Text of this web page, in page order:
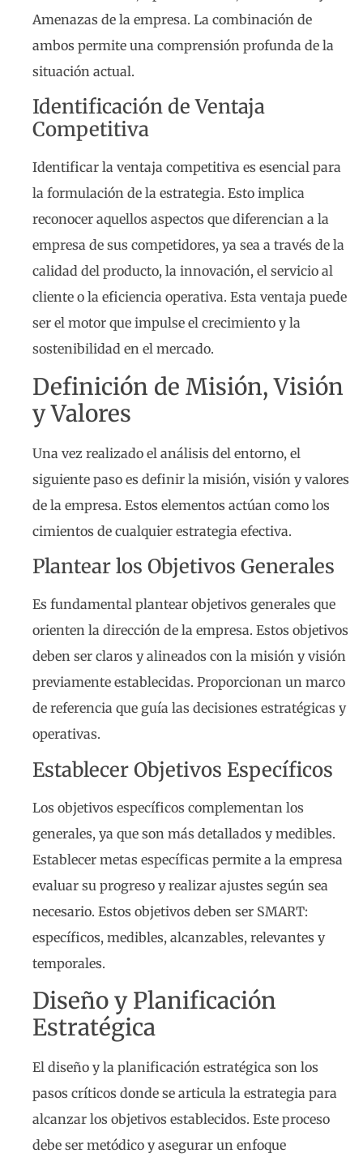
Amenazas de la empresa. La combinación de
ambos permite una comprensión profunda de la
situación actual.
Identificación de Ventaja
Competitiva
Identificar la ventaja competitiva es esencial para
la formulación de la estrategia. Esto implica
reconocer aquellos aspectos que diferencian a la
empresa de sus competidores, ya sea a través de la
calidad del producto, la innovación, el servicio al
cliente o la eficiencia operativa. Esta ventaja puede
ser el motor que impulse el crecimiento y la
sostenibilidad en el mercado.
Definición de Misión, Visión
y Valores
Una vez realizado el análisis del entorno, el
siguiente paso es definir la misión, visión y valores
de la empresa. Estos elementos actúan como los
cimientos de cualquier estrategia efectiva.
Plantear los Objetivos Generales
Es fundamental plantear objetivos generales que
orienten la dirección de la empresa. Estos objetivos
deben ser claros y alineados con la misión y visión
previamente establecidas. Proporcionan un marco
de referencia que guía las decisiones estratégicas y
operativas.
Establecer Objetivos Específicos
Los objetivos específicos complementan los
generales, ya que son más detallados y medibles.
Establecer metas específicas permite a la empresa
evaluar su progreso y realizar ajustes según sea
necesario. Estos objetivos deben ser SMART:
específicos, medibles, alcanzables, relevantes y
temporales.
Diseño y Planificación
Estratégica
El diseño y la planificación estratégica son los
pasos críticos donde se articula la estrategia para
alcanzar los objetivos establecidos. Este proceso
debe ser metódico y asegurar un enfoque